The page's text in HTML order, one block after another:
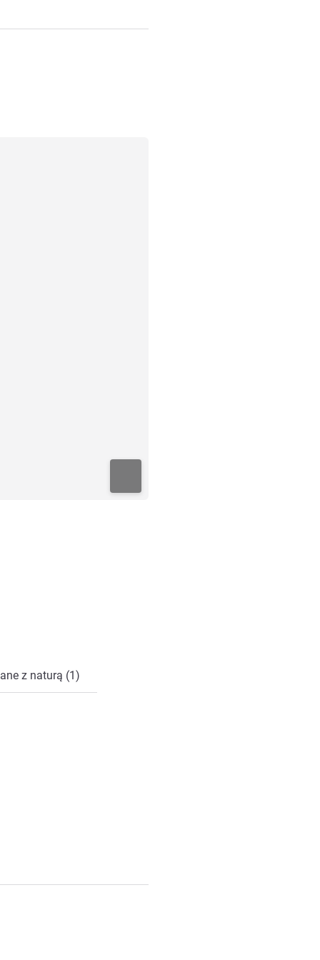
z naturą (1)